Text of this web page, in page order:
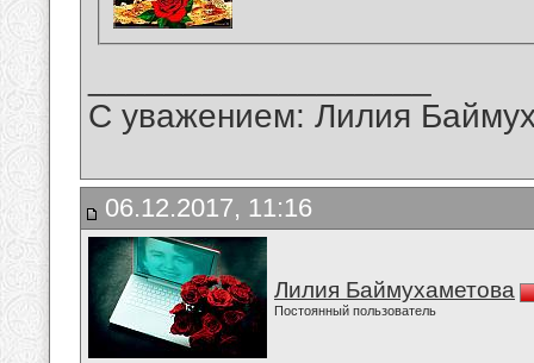
С уважением: Лилия
06.12.2017, 11:16
Лилия Баймухаметова
Постоянный пользователь